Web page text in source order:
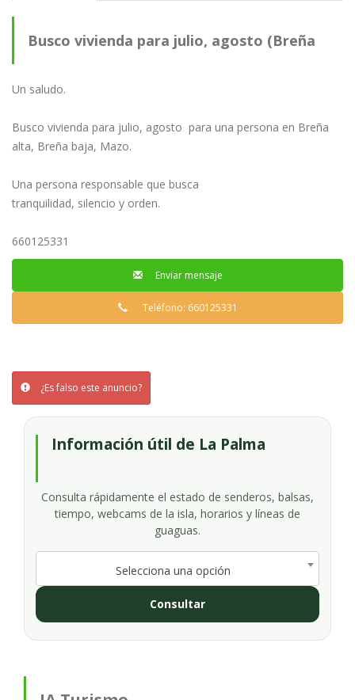
Busco vivienda para julio, agosto (Breña
alta, Breña baja, Mazo)
Un saludo.
Busco vivienda para julio, agosto para una persona en Breña
alta, Breña baja, Mazo.
Una persona responsable que busca
tranquilidad, silencio y orden.
660125331
Enviar mensaje
Teléfono: 660125331
¿Es falso este anuncio?
Información útil de La Palma
Consulta rápidamente el estado de senderos, balsas,
tiempo, webcams de la isla, horarios y líneas de
guaguas.
Selecciona una opción
Consultar